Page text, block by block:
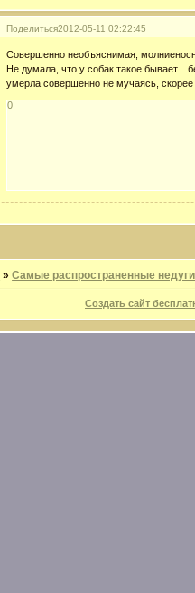
Поделиться2012-05-11 02:22:45
Совершенно необъяснимая,
Не думала, что у собак такое бывает...
умерла совершенно не мучаясь,
0
»Самые распространенные недуги
Создать сайт